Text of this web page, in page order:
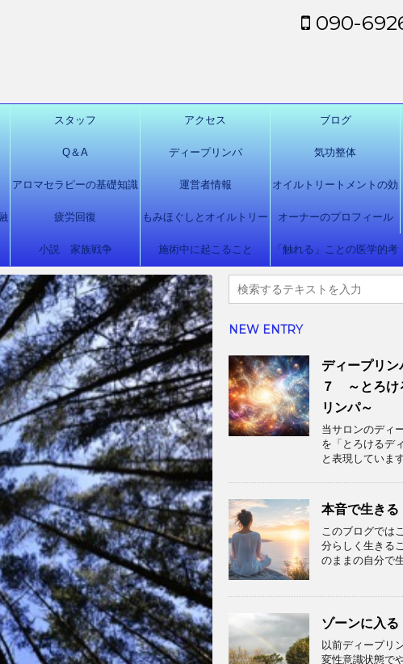
090-
スタッフ アクセス ブログ
Q＆A ディープリンパ 気功整体
アロマセラピーの基礎知識 運営者情報 オイルトリートメントの効
用
疲労回復 もみほぐしとオイルトリー
トメント
オーナーのプロフィール
小説 家族戦争 施術中に起こること 「触れる」ことの医学的考
察
NEW ENTRY
ディープリン
７ ～とろけ
リンパ～
当サロンのディ
を「とろけるデ
と表現していま
本音で生きる
このブログでは
分らしく生きる
のままの自分で
ゾーンに入る
以前ディープリ
変性意識状態で